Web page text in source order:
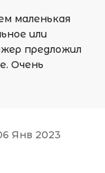
маленькая
или
предложил
Очень
Янв 2023